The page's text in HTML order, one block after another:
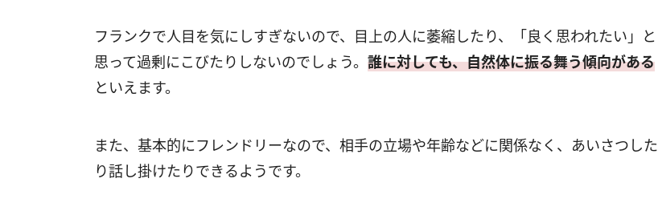
フランクで人目を気にしすぎないので、目上の人に萎縮したり、「良く思われたい」と
思って過剰にこびたりしないのでしょう。 誰に対しても、自然体に振る舞う傾向がある
といえます。
また、基本的にフレンドリーなので、相手の立場や年齢などに関係なく、あいさつした
り話し掛けたりできるようです。